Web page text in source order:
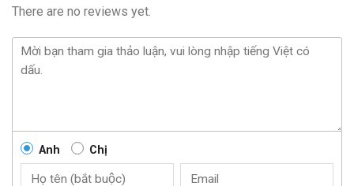
There are no reviews yet.
Anh Chị